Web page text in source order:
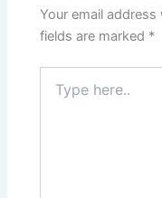
Your email
fields are marked *
here..